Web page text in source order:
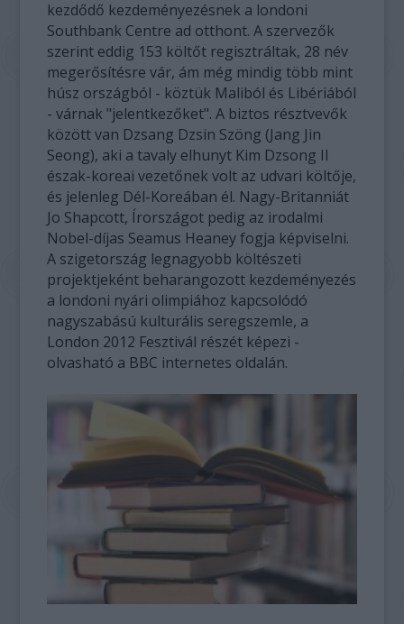
kezdődő kezdeményezésnek a londoni
Southbank Centre ad otthont. A szervezők
szerint eddig 153 költőt regisztráltak, 28 név
megerősítésre vár, ám még mindig több mint
húsz országból - köztük Maliból és Libériából
- várnak "jelentkezőket". A biztos résztvevők
között van Dzsang Dzsin Szöng (Jang Jin
Seong), aki a tavaly elhunyt Kim Dzsong Il
észak-koreai vezetőnek volt az udvari költője,
és jelenleg Dél-Koreában él. Nagy-Britanniát
Jo Shapcott, Írországot pedig az irodalmi
Nobel-díjas Seamus Heaney fogja képviselni.
A szigetország legnagyobb költészeti
projektjeként beharangozott kezdeményezés
a londoni nyári olimpiához kapcsolódó
nagyszabású kulturális seregszemle, a
London 2012 Fesztivál részét képezi -
olvasható a BBC internetes oldalán.